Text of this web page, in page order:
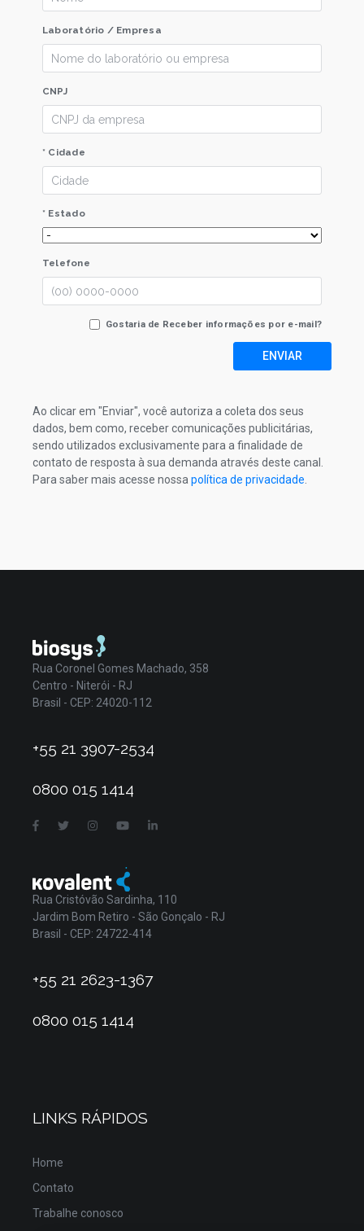
Laboratório / Empresa
CNPJ
* Cidade
* Estado
Telefone
Gostaria de Receber informações por e-mail?
ENVIAR
Ao clicar em "Enviar", você autoriza a coleta dos seus
dados, bem como, receber comunicações publicitárias,
sendo utilizados exclusivamente para a finalidade de
contato de resposta à sua demanda através deste canal.
Para saber mais acesse nossa política de privacidade
Rua Coronel Gomes Machado, 358
Centro - Niterói - RJ
Brasil - CEP: 24020-112
+55 21 3907-2534
0800 015 1414
Rua Cristóvão Sardinha, 110
Jardim Bom Retiro - São Gonçalo - RJ
Brasil - CEP: 24722-414
+55 21 2623-1367
0800 015 1414
LINKS RÁPIDOS
Home
Contato
Trabalhe conosco